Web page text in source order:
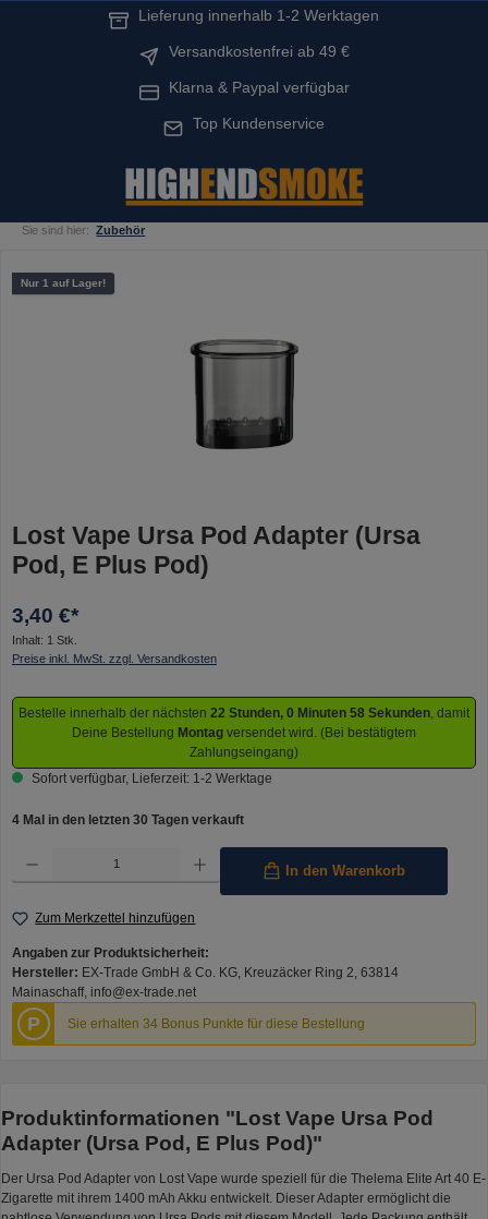
Lieferung innerhalb 1-2 Werktagen
Versandkostenfrei ab 49 €
Klarna & Paypal verfügbar
Top Kundenservice
Sie sind hier: Zubehör
Bildergalerie überspringen
Nur 1 auf Lager!
Lost Vape Ursa Pod Adapter (Ursa
Pod, E Plus Pod)
3,40 €*
Inhalt: 1 Stk.
Preise inkl. MwSt. zzgl. Versandkosten
Bestelle innerhalb der nächsten 22 Stunden, 0 Minuten 58 Sekunden , damit
Deine Bestellung Montag versendet wird. (Bei bestätigtem
Zahlungseingang)
Sofort verfügbar, Lieferzeit: 1-2 Werktage
4 Mal in den letzten 30 Tagen verkauft
Produkt Anzahl: Gib den gewünschten Wert ein oder benutze die Schaltflächen um die
In den Warenkorb
Zum Merkzettel hinzufügen
Angaben zur Produktsicherheit:
Hersteller: EX-Trade GmbH & Co. KG, Kreuzäcker Ring 2, 63814
Mainaschaff, info@ex-trade.net
P Sie erhalten 34 Bonus Punkte für diese Bestellung
Produktinformationen "Lost Vape Ursa Pod
Adapter (Ursa Pod, E Plus Pod)"
Der Ursa Pod Adapter von Lost Vape wurde speziell für die Thelema Elite Art 40 E-
Zigarette mit ihrem 1400 mAh Akku entwickelt. Dieser Adapter ermöglicht die